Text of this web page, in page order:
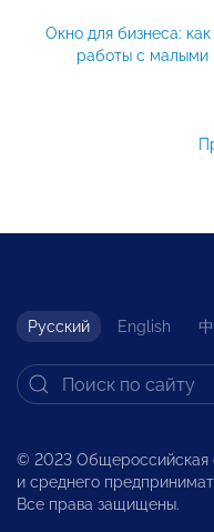
Окно для бизнеса:
работы с малыми
Русский English
© 2023 Общероссийская
и среднего
Все права защищены.